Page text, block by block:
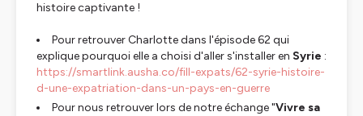
histoire captivante !
Pour retrouver Charlotte dans l'épisode 62 qui
explique pourquoi elle a choisi d'aller s'installer en Syrie :
https://smartlink.ausha.co/fill-expats/62-syrie-histoire-
d-une-expatriation-dans-un-pays-en-guerre
Pour nous retrouver lors de notre échange "Vivre sa